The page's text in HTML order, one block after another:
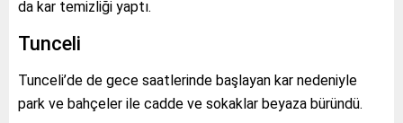
da kar temizliği yaptı.
Tunceli
Tunceli’de de gece saatlerinde başlayan kar nedeniyle
park ve bahçeler ile cadde ve sokaklar beyaza büründü.